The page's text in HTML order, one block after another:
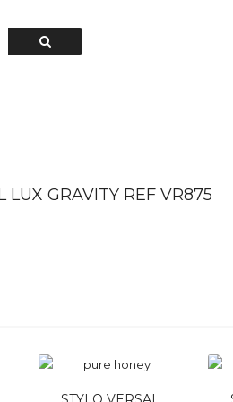
LUX GRAVITY REF VR875